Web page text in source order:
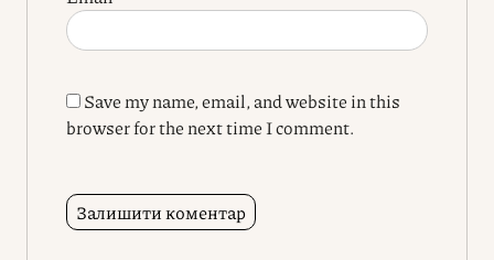
Save my name, email, and website in this
browser for the next time I comment.